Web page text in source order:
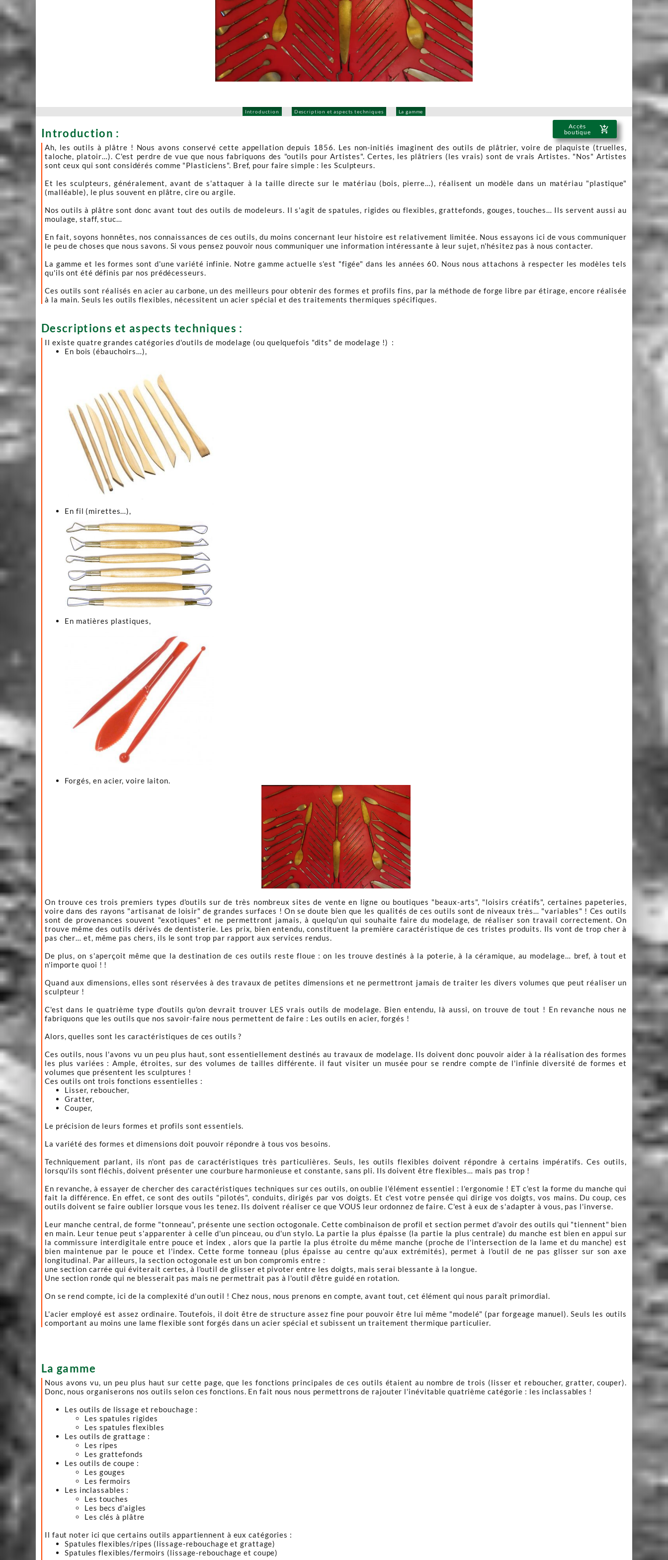
Introduction Description et aspects techniques La gamme
Introduction :
Ah, les outils à plâtre ! Nous avons conservé cette appellation depuis 1856. Les non-initiés imaginent des outils de plâtrier, voire de plaquiste (truelles,
taloche, platoir…). C'est perdre de vue que nous fabriquons des "outils pour Artistes". Certes, les plâtriers (les vrais) sont de vrais Artistes. "Nos" Artistes
sont ceux qui sont considérés comme "Plasticiens". Bref, pour faire simple : les Sculpteurs.
Et les sculpteurs, généralement, avant de s'attaquer à la taille directe sur le matériau (bois, pierre…), réalisent un modèle dans un matériau "plastique"
(malléable), le plus souvent en plâtre, cire ou argile.
Nos outils à plâtre sont donc avant tout des outils de modeleurs. Il s'agit de spatules, rigides ou flexibles, grattefonds, gouges, touches… Ils servent aussi au
moulage, staff, stuc…
En fait, soyons honnêtes, nos connaissances de ces outils, du moins concernant leur histoire est relativement limitée. Nous essayons ici de vous communiquer
le peu de choses que nous savons. Si vous pensez pouvoir nous communiquer une information intéressante à leur sujet, n'hésitez pas à nous contacter.
La gamme et les formes sont d'une variété infinie. Notre gamme actuelle s'est "figée" dans les années 60. Nous nous attachons à respecter les modèles tels
qu'ils ont été définis par nos prédécesseurs.
Ces outils sont réalisés en acier au carbone, un des meilleurs pour obtenir des formes et profils fins, par la méthode de forge libre par étirage, encore réalisée
à la main. Seuls les outils flexibles, nécessitent un acier spécial et des traitements thermiques spécifiques.
add_shopping_cart
Accès
boutique
Descriptions et aspects techniques :
Il existe quatre grandes catégories d'outils de modelage (ou quelquefois "dits" de modelage !) :
En bois (ébauchoirs…),
En fil (mirettes…),
En matières plastiques,
Forgés, en acier, voire laiton.
On trouve ces trois premiers types d'outils sur de très nombreux sites de vente en ligne ou boutiques "beaux-arts", "loisirs créatifs", certaines papeteries,
voire dans des rayons "artisanat de loisir" de grandes surfaces ! On se doute bien que les qualités de ces outils sont de niveaux très… "variables" ! Ces outils
sont de provenances souvent "exotiques" et ne permettront jamais, à quelqu'un qui souhaite faire du modelage, de réaliser son travail correctement. On
trouve même des outils dérivés de dentisterie. Les prix, bien entendu, constituent la première caractéristique de ces tristes produits. Ils vont de trop cher à
pas cher… et, même pas chers, ils le sont trop par rapport aux services rendus.
De plus, on s'aperçoit même que la destination de ces outils reste floue : on les trouve destinés à la poterie, à la céramique, au modelage… bref, à tout et
n'importe quoi ! !
Quand aux dimensions, elles sont réservées à des travaux de petites dimensions et ne permettront jamais de traiter les divers volumes que peut réaliser un
sculpteur !
C'est dans le quatrième type d'outils qu'on devrait trouver LES vrais outils de modelage. Bien entendu, là aussi, on trouve de tout ! En revanche nous ne
fabriquons que les outils que nos savoir-faire nous permettent de faire : Les outils en acier, forgés !
Alors, quelles sont les caractéristiques de ces outils ?
Ces outils, nous l'avons vu un peu plus haut, sont essentiellement destinés au travaux de modelage. Ils doivent donc pouvoir aider à la réalisation des formes
les plus variées : Ample, étroites, sur des volumes de tailles différente. il faut visiter un musée pour se rendre compte de l'infinie diversité de formes et
volumes que présentent les sculptures !
Ces outils ont trois fonctions essentielles :
Lisser, reboucher,
Gratter,
Couper,
Le précision de leurs formes et profils sont essentiels.
La variété des formes et dimensions doit pouvoir répondre à tous vos besoins.
Techniquement parlant, ils n'ont pas de caractéristiques très particulières. Seuls, les outils flexibles doivent répondre à certains impératifs. Ces outils,
lorsqu'ils sont fléchis, doivent présenter une courbure harmonieuse et constante, sans pli. Ils doivent être flexibles… mais pas trop !
En revanche, à essayer de chercher des caractéristiques techniques sur ces outils, on oublie l'élément essentiel : l'ergonomie ! ET c'est la forme du manche qui
fait la différence. En effet, ce sont des outils "pilotés", conduits, dirigés par vos doigts. Et c'est votre pensée qui dirige vos doigts, vos mains. Du coup, ces
outils doivent se faire oublier lorsque vous les tenez. Ils doivent réaliser ce que VOUS leur ordonnez de faire. C'est à eux de s'adapter à vous, pas l'inverse.
Leur manche central, de forme "tonneau", présente une section octogonale. Cette combinaison de profil et section permet d'avoir des outils qui "tiennent" bien
en main. Leur tenue peut s'apparenter à celle d'un pinceau, ou d'un stylo. La partie la plus épaisse (la partie la plus centrale) du manche est bien en appui sur
la commissure interdigitale entre pouce et index , alors que la partie la plus étroite du même manche (proche de l'intersection de la lame et du manche) est
bien maintenue par le pouce et l'index. Cette forme tonneau (plus épaisse au centre qu'aux extrémités), permet à l'outil de ne pas glisser sur son axe
longitudinal. Par ailleurs, la section octogonale est un bon compromis entre :
une section carrée qui éviterait certes, à l'outil de glisser et pivoter entre les doigts, mais serai blessante à la longue.
Une section ronde qui ne blesserait pas mais ne permettrait pas à l'outil d'être guidé en rotation.
On se rend compte, ici de la complexité d'un outil ! Chez nous, nous prenons en compte, avant tout, cet élément qui nous paraît primordial.
L'acier employé est assez ordinaire. Toutefois, il doit être de structure assez fine pour pouvoir être lui même "modelé" (par forgeage manuel). Seuls les outils
comportant au moins une lame flexible sont forgés dans un acier spécial et subissent un traitement thermique particulier.
La gamme
Nous avons vu, un peu plus haut sur cette page, que les fonctions principales de ces outils étaient au nombre de trois (lisser et reboucher, gratter, couper).
Donc, nous organiserons nos outils selon ces fonctions. En fait nous nous permettrons de rajouter l'inévitable quatrième catégorie : les inclassables !
Les outils de lissage et rebouchage :
Les spatules rigides
Les spatules flexibles
Les outils de grattage :
Les ripes
Les grattefonds
Les outils de coupe :
Les gouges
Les fermoirs
Les inclassables :
Les touches
Les becs d'aigles
Les clés à plâtre
Il faut noter ici que certains outils appartiennent à eux catégories :
Spatules flexibles/ripes (lissage-rebouchage et grattage)
Spatules flexibles/fermoirs (lissage-rebouchage et coupe)